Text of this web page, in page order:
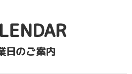
日のご案内